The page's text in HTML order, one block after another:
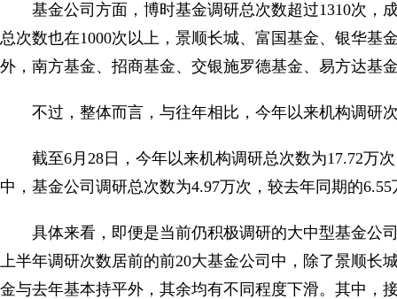
基金公司方面，博时基金调研总次数超过1310次，
总次数也在1000次以上，景顺长城、富国基金、银华基
外，南方基金、招商基金、交银施罗德基金、易方达基
不过，整体而言，与往年相比，今年以来机构调研
截至6月28日，今年以来机构调研总次数为17.72万
中，基金公司调研总次数为4.97万次，较去年同期的
具体来看，即便是当前仍积极调研的大中型基金公
上半年调研次数居前的前20大基金公司中，除了景顺长
金与去年基本持平外，其余均有不同程度下滑。其中，